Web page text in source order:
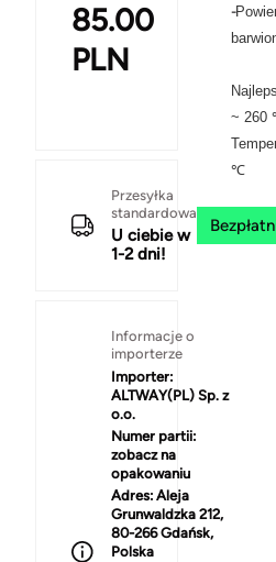
85.00
PLN
Przesyłka
standardowa
U ciebie w
1-2 dni!
Informacje o
importerze
Importer:
ALTWAY(PL) Sp. z
o.o.
Numer partii:
zobacz na
opakowaniu
Adres: Aleja
Grunwaldzka 212,
80-266 Gdańsk,
Polska
-
~ 260
℃